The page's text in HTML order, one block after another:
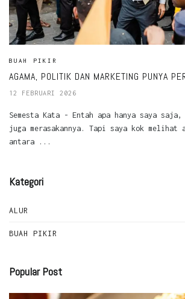
BUAH PIKIR
AGAMA, POLITIK DAN MARKETING PUNYA
12 FEBRUARI 2026
Semesta Kata - Entah apa hanya saya
juga merasakannya. Tapi saya kok melihat
antara ...
Kategori
ALUR
BUAH PIKIR
Popular Post